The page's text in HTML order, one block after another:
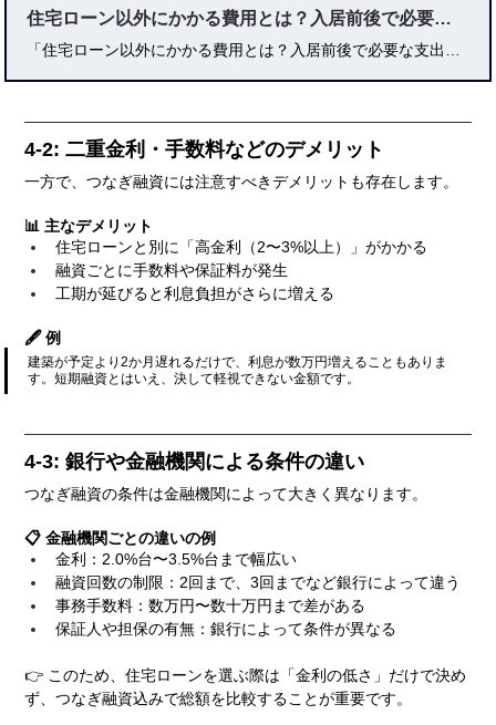
住宅ローン以外にかかる費用とは？入居前後で必要な支出を徹底解説
4-2: 二重金利・手数料などのデメリット
一方で、つなぎ融資には注意すべきデメリットも存在します。
📊 主なデメリット
住宅ローンと別に「高金利（2〜3%以上）」がかかる
融資ごとに手数料や保証料が発生
工期が延びると利息負担がさらに増える
🖋️ 例
建築が予定より2か月遅れるだけで、利息が数万円増えることもありま
す。短期融資とはいえ、決して軽視できない金額です。
4-3: 銀行や金融機関による条件の違い
つなぎ融資の条件は金融機関によって大きく異なります。
📋 金融機関ごとの違いの例
金利：2.0%台〜3.5%台まで幅広い
融資回数の制限：2回まで、3回までなど銀行によって違う
事務手数料：数万円〜数十万円まで差がある
保証人や担保の有無：銀行によって条件が異なる
👉 このため、住宅ローンを選ぶ際は「金利の低さ」だけで決め
ず、つなぎ融資込みで総額を比較することが重要です。